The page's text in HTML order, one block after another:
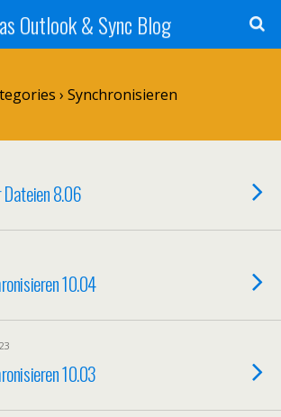
Outlook & Sync Blog
› Synchronisieren
8.06
10.04
10.03